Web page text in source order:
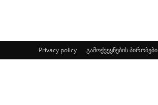
Privacy policy გამოქვეყნების პირობები